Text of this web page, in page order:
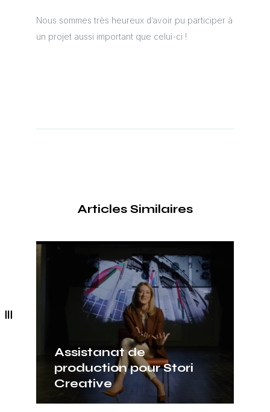
Nous sommes très heureux d’avoir pu participer à
un projet aussi important que celui-ci !
Articles Similaires
Assistanat de
production pour Stori
Creative